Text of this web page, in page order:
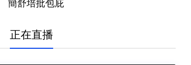
簡舒培批包庇
正在直播